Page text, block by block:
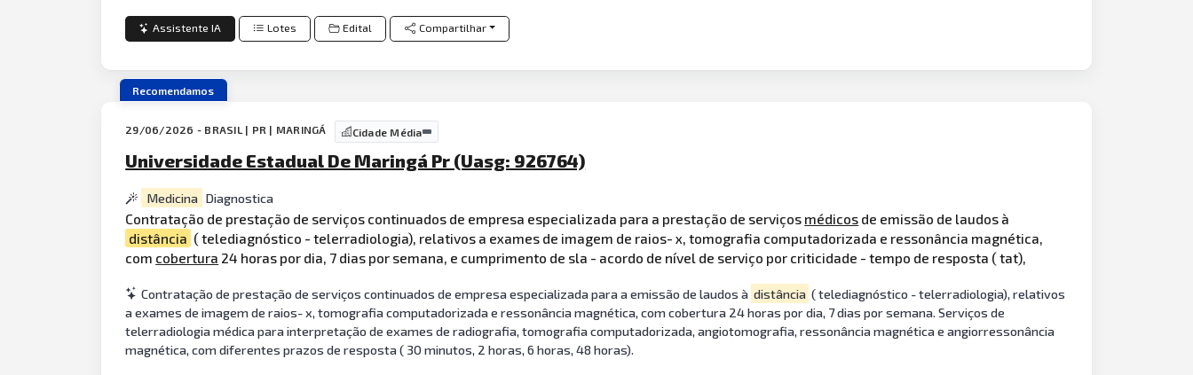
Assistente IA Lotes Edital Compartilhar
Recomendamos
29/06/2026 - BRASIL | PR | MARINGÁ Cidade Média
Universidade Estadual De Maringá Pr (Uasg: 926764)
Medicina Diagnostica
Contratação de prestação de serviços continuados de empresa especializada para a prestação de serviços médicos de emissão de laudos à
distância ( telediagnóstico - telerradiologia), relativos a exames de imagem de raios- x, tomografia computadorizada e ressonância magnética,
com cobertura 24 horas por dia, 7 dias por semana, e cumprimento de sla - acordo de nível de serviço por criticidade - tempo de resposta ( tat),
Contratação de prestação de serviços continuados de empresa especializada para a emissão de laudos à distância ( telediagnóstico - telerradiologia), relativos
a exames de imagem de raios- x, tomografia computadorizada e ressonância magnética, com cobertura 24 horas por dia, 7 dias por semana. Serviços de
telerradiologia médica para interpretação de exames de radiografia, tomografia computadorizada, angiotomografia, ressonância magnética e angiorressonância
magnética, com diferentes prazos de resposta ( 30 minutos, 2 horas, 6 horas, 48 horas).